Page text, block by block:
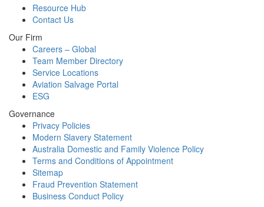
Resource Hub
Contact Us
Our Firm
Careers – Global
Team Member Directory
Service Locations
Aviation Salvage Portal
ESG
Governance
Privacy Policies
Modern Slavery Statement
Australia Domestic and Family Violence Policy
Terms and Conditions of Appointment
Sitemap
Fraud Prevention Statement
Business Conduct Policy